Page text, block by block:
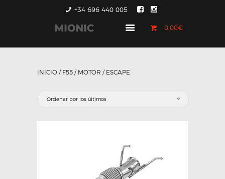
+34 696 440 005
0,00€
GENERACIÓN 1
COUNTRYMAN &
INICIO / F55 / MOTOR / ESCAPE